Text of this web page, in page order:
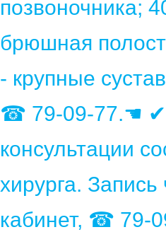
позвоночника;
брюшная
- крупные
☎ 79-09-77.☚ ✔
консультации
хирурга. Запись
кабинет, ☎ 79-